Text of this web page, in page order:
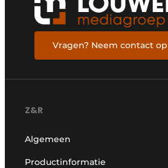
Vragen? Neem contact op
Z&R
Algemeen
Productinformatie